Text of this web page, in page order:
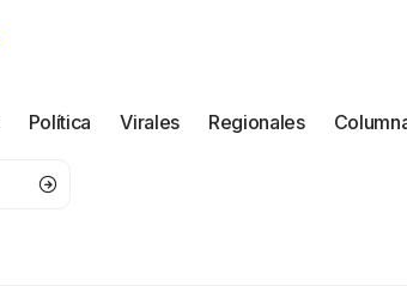
Política Virales Regionales